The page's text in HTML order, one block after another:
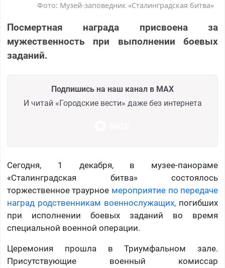
Фото: Музей-заповедник «Сталинградская битва»
Посмертная награда присвоена за
мужественность при выполнении боевых
заданий.
Подпишись на наш канал в MAX
И читай «Городские вести» даже без интернета
Сегодня, 1 декабря, в музее-панораме
«Сталинградская битва» состоялось
торжественное траурное мероприятие по передаче
наград родственникам военнослужащих, погибших
при исполнении боевых заданий во время
специальной военной операции.
Церемония прошла в Триумфальном зале.
Присутствующие военный комиссар